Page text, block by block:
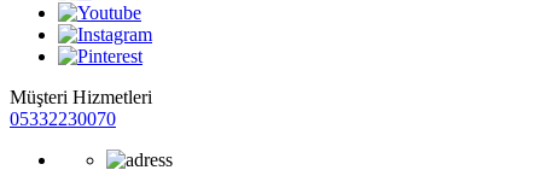
Müşteri Hizmetleri
05332230070